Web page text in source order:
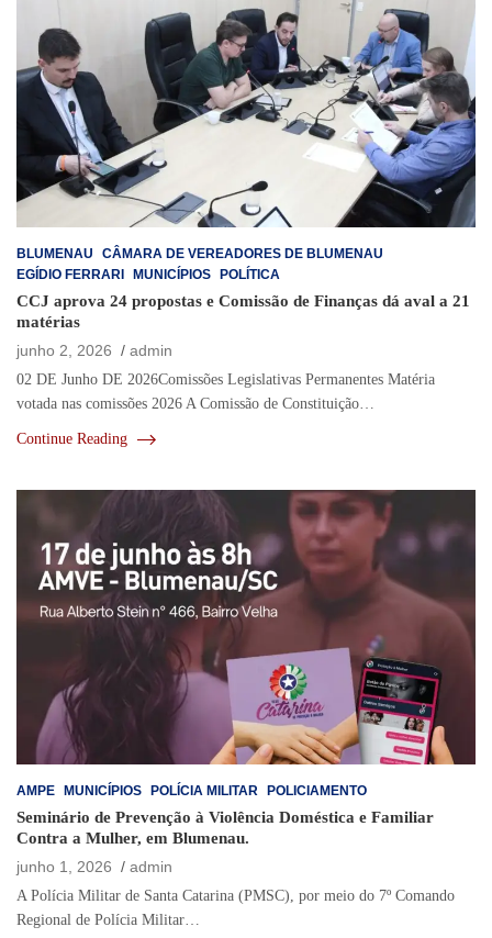
BLUMENAU
CÂMARA DE VEREADORES DE BLUMENAU
EGÍDIO FERRARI MUNICÍPIOS POLÍTICA
CCJ aprova 24 propostas e Comissão de Finanças dá aval a 21
matérias
junho 2, 2026
admin
02 DE Junho DE 2026Comissões Legislativas Permanentes Matéria
votada nas comissões 2026 A Comissão de Constituição…
Continue Reading
AMPE MUNICÍPIOS POLÍCIA MILITAR POLICIAMENTO
Seminário de Prevenção à Violência Doméstica e Familiar
Contra a Mulher, em Blumenau.
junho 1, 2026
admin
A Polícia Militar de Santa Catarina (PMSC), por meio do 7º Comando
Regional de Polícia Militar…